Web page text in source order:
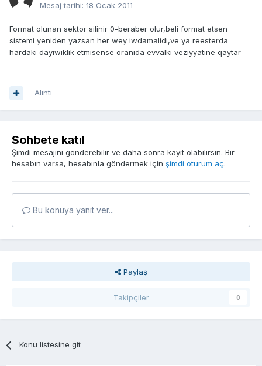
Mesaj tarihi: 18 Ocak 2011
Format olunan sektor silinir 0-beraber olur,beli format etsen
sistemi yeniden yazsan her wey iwdamalidi,ve ya reesterda
hardaki dayiwiklik etmisense oranida evvalki veziyyatine qaytar
Alıntı
Sohbete katıl
Şimdi mesajını gönderebilir ve daha sonra kayıt olabilirsin. Bir
hesabın varsa, hesabınla göndermek için şimdi oturum aç.
Bu konuya yanıt ver...
Paylaş
Takipçiler 0
Konu listesine git